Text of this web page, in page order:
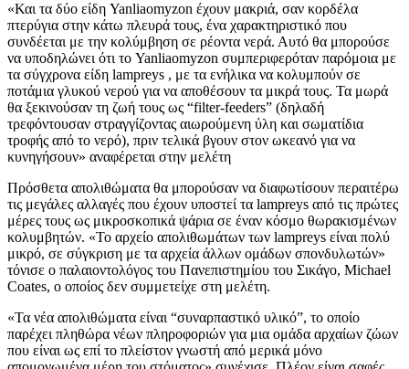
«Και τα δύο είδη Yanliaomyzon έχουν μακριά, σαν κορδέλα
πτερύγια στην κάτω πλευρά τους, ένα χαρακτηριστικό που
συνδέεται με την κολύμβηση σε ρέοντα νερά. Αυτό θα μπορούσε
να υποδηλώνει ότι το Yanliaomyzon συμπεριφερόταν παρόμοια με
τα σύγχρονα είδη lampreys , με τα ενήλικα να κολυμπούν σε
ποτάμια γλυκού νερού για να αποθέσουν τα μικρά τους. Τα μωρά
θα ξεκινούσαν τη ζωή τους ως “filter-feeders” (δηλαδή
τρεφόντουσαν στραγγίζοντας αιωρούμενη ύλη και σωματίδια
τροφής από το νερό), πριν τελικά βγουν στον ωκεανό για να
κυνηγήσουν» αναφέρεται στην μελέτη
Πρόσθετα απολιθώματα θα μπορούσαν να διαφωτίσουν περαιτέρω
τις μεγάλες αλλαγές που έχουν υποστεί τα lampreys από τις πρώτες
μέρες τους ως μικροσκοπικά ψάρια σε έναν κόσμο θωρακισμένων
κολυμβητών. «Το αρχείο απολιθωμάτων των lampreys είναι πολύ
μικρό, σε σύγκριση με τα αρχεία άλλων ομάδων σπονδυλωτών»
τόνισε ο παλαιοντολόγος του Πανεπιστημίου του Σικάγο, Michael
Coates, ο οποίος δεν συμμετείχε στη μελέτη.
«Τα νέα απολιθώματα είναι “συναρπαστικό υλικό”, το οποίο
παρέχει πληθώρα νέων πληροφοριών για μια ομάδα αρχαίων ζώων
που είναι ως επί το πλείστον γνωστή από μερικά μόνο